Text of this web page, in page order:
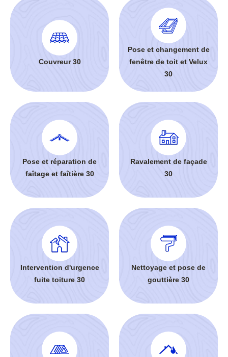
Couvreur 30
Pose et changement de
fenêtre de toit et Velux
30
Pose et réparation de
faîtage et faîtière 30
Ravalement de façade
30
Intervention d'urgence
fuite toiture 30
Nettoyage et pose de
gouttière 30